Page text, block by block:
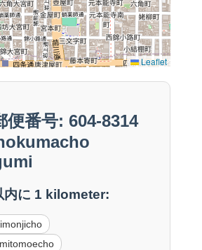
Leaflet
便番号: 604-8314
内に 1 kilometer: